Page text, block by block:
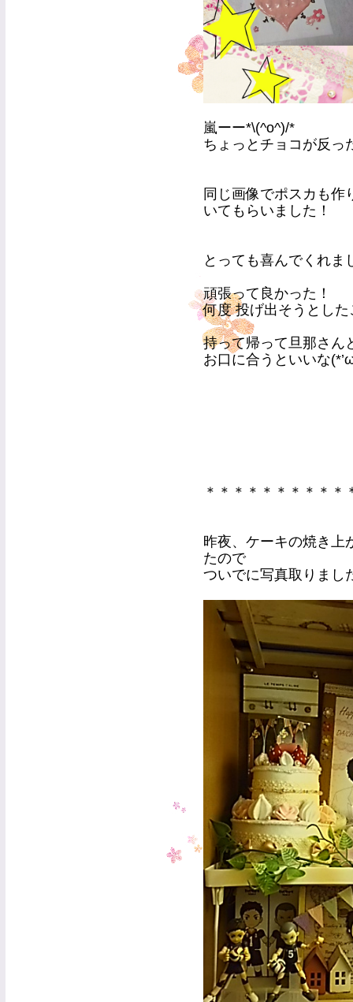
嵐ーー*\(^o^)/*
ちょっとチョコが反
同じ画像でポスカも作
いてもらいました！
とっても喜んでくれま
頑張って良かった！
何度 投げ出そうとし
持って帰って旦那さん
お口に合うといいな
＊＊＊＊＊＊＊＊＊＊
昨夜、ケーキの焼き上
たので
ついでに写真取りまし